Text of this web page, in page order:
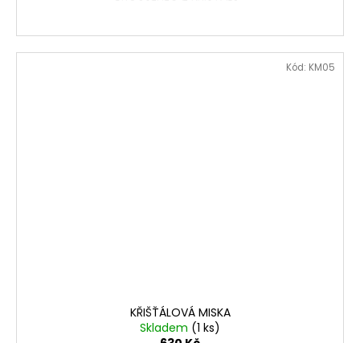
KŘIŠŤÁLOVÁ MISKA
Skladem (1 ks)
Kód: KM05